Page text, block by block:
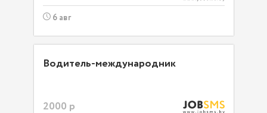
6 авг
Водитель-международник
2000 р